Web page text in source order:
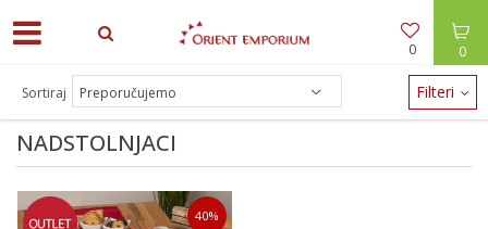
0
0
ODEĆA -30% / NAKIT -20% - zalihe brzo nestaju!
NADSTOLNJACI
Sortiraj Filteri
40%